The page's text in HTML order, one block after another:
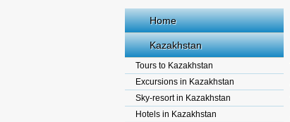
Home
Kazakhstan
Tours to Kazakhstan
Excursions in Kazakhstan
Sky-resort in Kazakhstan
Hotels in Kazakhstan